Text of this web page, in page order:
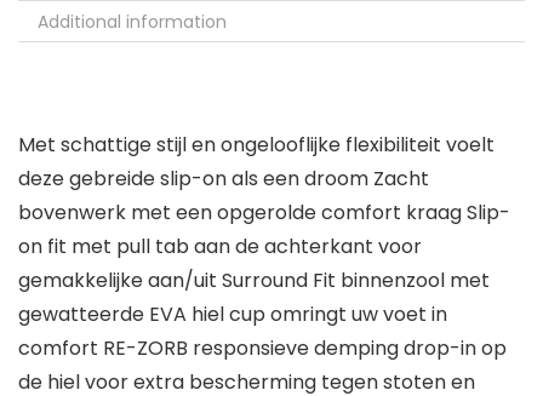
Additional information
Met schattige stijl en ongelooflijke flexibiliteit voelt
deze gebreide slip-on als een droom Zacht
bovenwerk met een opgerolde comfort kraag Slip-
on fit met pull tab aan de achterkant voor
gemakkelijke aan/uit Surround Fit binnenzool met
gewatteerde EVA hiel cup omringt uw voet in
comfort RE-ZORB responsieve demping drop-in op
de hiel voor extra bescherming tegen stoten en